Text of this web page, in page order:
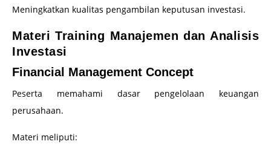
Meningkatkan kualitas pengambilan keputusan investasi.
Materi Training Manajemen dan Analisis
Investasi
Financial Management Concept
Peserta memahami dasar pengelolaan keuangan
perusahaan.
Materi meliputi: